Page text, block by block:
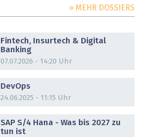
» MEHR DOSSIERS
Fintech, Insurtech & Digital
Banking
07.07.2026 - 14:20 Uhr
DevOps
24.06.2025 - 11:15 Uhr
SAP S/4 Hana - Was bis 2027 zu
tun ist